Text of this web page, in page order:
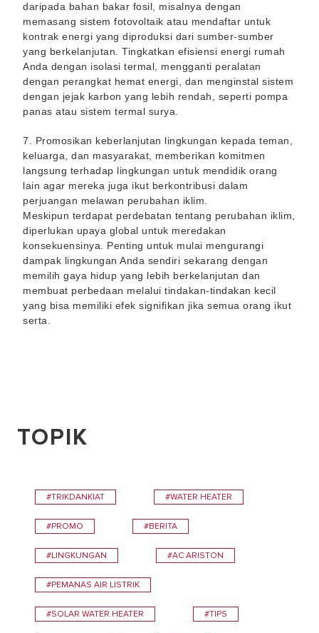
daripada bahan bakar fosil, misalnya dengan
memasang sistem fotovoltaik atau mendaftar untuk
kontrak energi yang diproduksi dari sumber-sumber
yang berkelanjutan. Tingkatkan efisiensi energi rumah
Anda dengan isolasi termal, mengganti peralatan
dengan perangkat hemat energi, dan menginstal sistem
dengan jejak karbon yang lebih rendah, seperti pompa
panas atau sistem termal surya.
7. Promosikan keberlanjutan lingkungan kepada teman,
keluarga, dan masyarakat, memberikan komitmen
langsung terhadap lingkungan untuk mendidik orang
lain agar mereka juga ikut berkontribusi dalam
perjuangan melawan perubahan iklim.
Meskipun terdapat perdebatan tentang perubahan iklim,
diperlukan upaya global untuk meredakan
konsekuensinya. Penting untuk mulai mengurangi
dampak lingkungan Anda sendiri sekarang dengan
memilih gaya hidup yang lebih berkelanjutan dan
membuat perbedaan melalui tindakan-tindakan kecil
yang bisa memiliki efek signifikan jika semua orang ikut
serta.
TOPIK
#TRIKDANKIAT #WATER HEATER
#PROMO #BERITA
#LINGKUNGAN #AC ARISTON
#PEMANAS AIR LISTRIK
#SOLAR WATER HEATER #TIPS